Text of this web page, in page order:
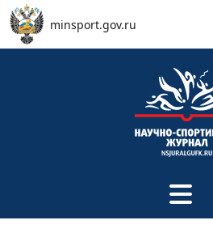
Перейти к основному содержанию
minsport.gov.ru